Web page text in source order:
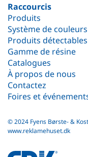
Raccourcis
Produits
Système de couleurs
Produits détectables
Gamme de résine
Catalogues
À propos de nous
Contactez
Foires et
© 2024 Fyens Børste- &
www.reklamehuset.dk